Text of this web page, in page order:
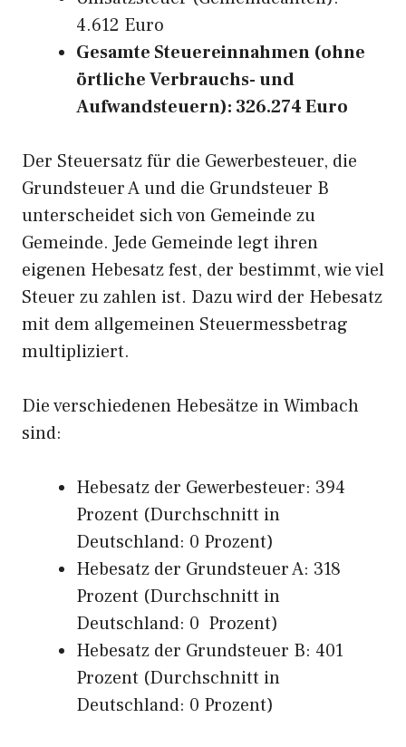
4.612 Euro
Gesamte Steuereinnahmen (ohne
örtliche Verbrauchs- und
Aufwandsteuern): 326.274 Euro
Der Steuersatz für die Gewerbesteuer, die
Grundsteuer A und die Grundsteuer B
unterscheidet sich von Gemeinde zu
Gemeinde. Jede Gemeinde legt ihren
eigenen Hebesatz fest, der bestimmt, wie viel
Steuer zu zahlen ist. Dazu wird der Hebesatz
mit dem allgemeinen Steuermessbetrag
multipliziert.
Die verschiedenen Hebesätze in Wimbach
sind:
Hebesatz der Gewerbesteuer: 394
Prozent (Durchschnitt in
Deutschland: 0 Prozent)
Hebesatz der Grundsteuer A: 318
Prozent (Durchschnitt in
Deutschland: 0 Prozent)
Hebesatz der Grundsteuer B: 401
Prozent (Durchschnitt in
Deutschland: 0 Prozent)